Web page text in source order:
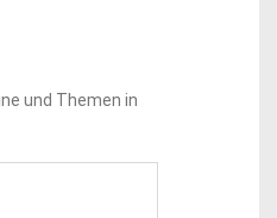
und Themen in